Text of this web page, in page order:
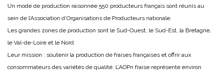
Un mode de production raisonnée 550 producteurs français sont réunis au
sein de l’Association d’Organisations de Producteurs nationale.
Les grandes zones de production sont le Sud-Ouest, le Sud-Est, la Bretagne,
le Val-de-Loire et le Nord.
Leur mission : soutenir la production de fraises françaises et offrir aux
consommateurs des variétés de qualité. L’AOPn fraise représente environ